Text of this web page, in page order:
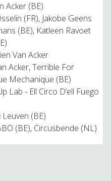
Acker (BE)
(FR), Jakobe Geens
(BE), Katleen Ravoet
Van Acker
Acker, Terrible For
Mechanique (BE)
Lab - Ell Circo D’ell Fuego
(BE)
(BE), Circusbende (NL)